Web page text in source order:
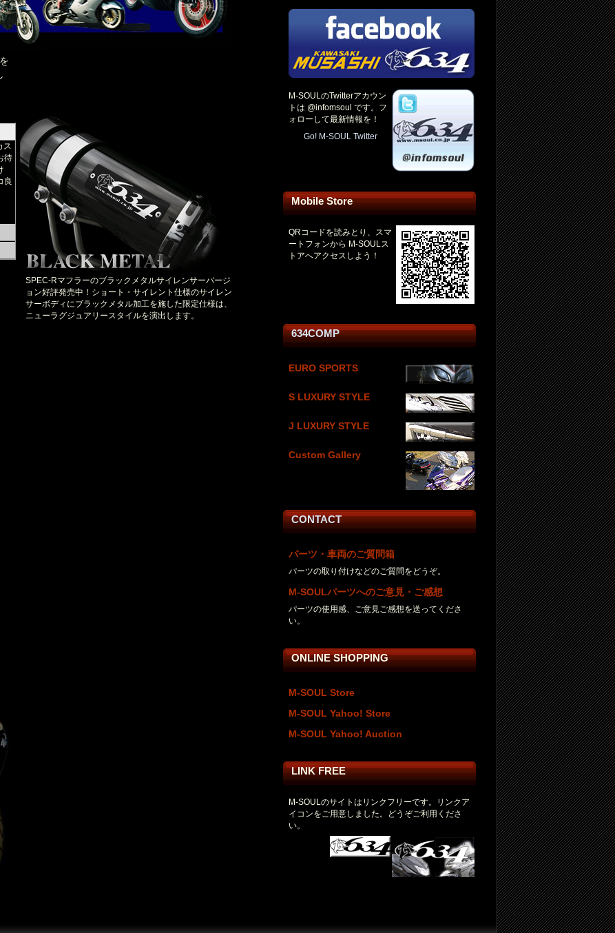
ス
待
良
SPEC-Rマフラーのブラックメタルサイレンサーバージ
ョン好評発売中！ショート・サイレント仕様のサイレン
サーボディにブラックメタル加工を施した限定仕様は、
ニューラグジュアリースタイルを演出します。
M-SOULのTwitterアカウン
トは @infomsoul です。フ
ォローして最新情報を！
Go! M-SOUL Twitter
Mobile Store
QRコードを読みとり、スマ
ートフォンから M-SOULス
トアへアクセスしよう！
634COMP
EURO SPORTS
S LUXURY STYLE
J LUXURY STYLE
Custom Gallery
CONTACT
パーツ・車両のご質問箱
パーツの取り付けなどのご質問をどうぞ。
M-SOULパーツへのご意見・ご感想
パーツの使用感、ご意見ご感想を送ってくださ
い。
ONLINE SHOPPING
M-SOUL Store
M-SOUL Yahoo! Store
M-SOUL Yahoo! Auction
LINK FREE
M-SOULのサイトはリンクフリーです。リンクア
イコンをご用意しました。どうぞご利用くださ
い。